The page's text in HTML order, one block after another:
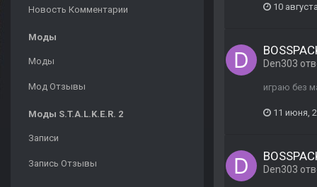
Новость Комментарии
Моды
Моды
Мод Отзывы
Моды S.T.A.L.K.E.R. 2
Записи
Запись Отзывы
10
Den303
играю без
11 июня,
Den303